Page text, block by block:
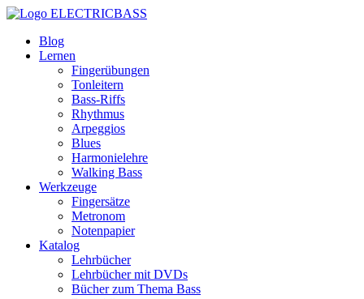
ELECTRICBASS
Blog
Lernen
Fingerübungen
Tonleitern
Bass-Riffs
Rhythmus
Arpeggios
Blues
Harmonielehre
Walking Bass
Werkzeuge
Fingersätze
Metronom
Notenpapier
Katalog
Lehrbücher
Lehrbücher mit DVDs
Bücher zum Thema Bass